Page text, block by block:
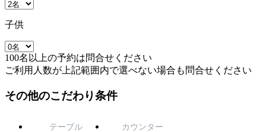
子供
100名以上の予約は問合せください
ご利用人数が上記範囲内で選べない場合も問合せください
その他のこだわり条件
テーブル カウンター